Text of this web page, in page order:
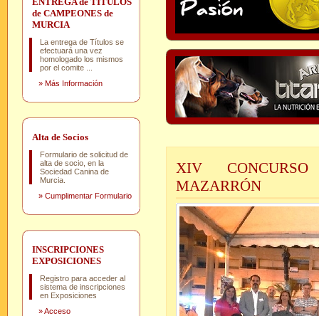
de CAMPEONES de
MURCIA
La entrega de Títulos se
efectuará una vez
homologado los mismos
por el comite ...
» Más Información
Alta de Socios
Formulario de solicitud de
alta de socio, en la
Sociedad Canina de
Murcia.
» Cumplimentar Formulario
INSCRIPCIONES
EXPOSICIONES
Registro para acceder al
sistema de inscripciones
en Exposiciones
»Acceso
XIV
MAZARRÓN